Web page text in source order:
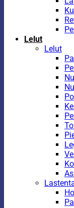
Lelut
Lelut